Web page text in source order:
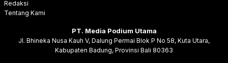
Redaksi
Tentang Kami
PT. Media Podium Utama
Jl. Bhineka Nusa Kauh V, Dalung Permai Blok P No 58, Kuta Utara,
Kabupaten Badung, Provinsi Bali 80363